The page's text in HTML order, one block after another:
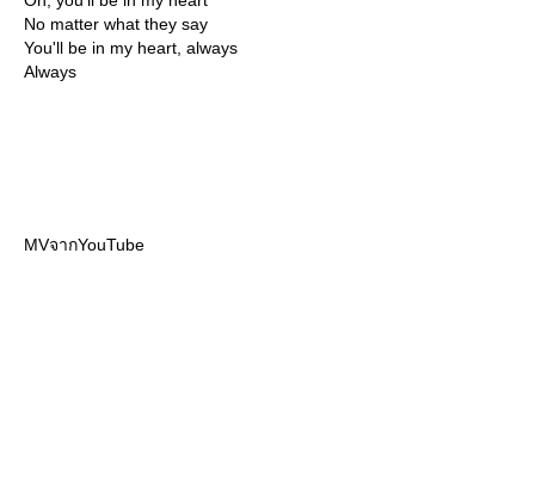
No matter what they say
You'll be in my heart, always
Always
MVจากYouTube